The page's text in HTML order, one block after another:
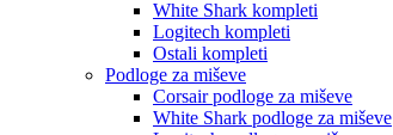
White Shark kompleti
Logitech kompleti
Ostali kompleti
Podloge za miševe
Corsair podloge za miševe
White Shark podloge za miševe